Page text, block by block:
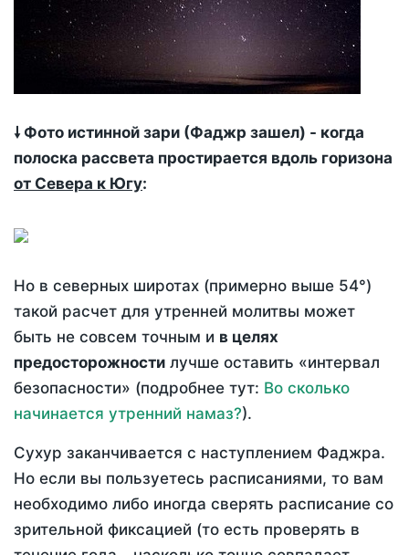
🠗 Фото истинной зари (Фаджр зашел) - когда
полоска рассвета простирается вдоль горизона
от Севера к Югу:
Но в северных широтах (примерно выше 54°)
такой расчет для утренней молитвы может
быть не совсем точным и в целях
предосторожности лучше оставить «интервал
безопасности» (подробнее тут: Во сколько
начинается утренний намаз?).
Сухур заканчивается с наступлением Фаджра.
Но если вы пользуетесь расписаниями, то вам
необходимо либо иногда сверять расписание со
зрительной фиксацией (то есть проверять в